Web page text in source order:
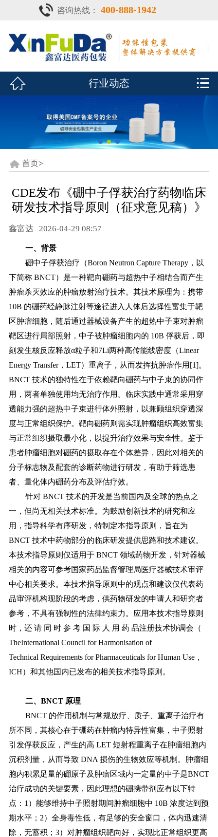
 首页
产品中心
鑫富达资质
行业动态
联系我们
CDE查询
咨询热线： 400-888-1942
 行业动态 
首页>
CDE发布《硼中子俘获治疗药物临床
研发技术指导原则（征求意见稿）》
鑫富达 2026-04-29 08:57
一、背景
硼中子俘获治疗（Boron Neutron Capture Therapy，以
下简称 BNCT）是一种靶向硼药与超热中子相结合而产生
肿瘤杀灭效应的肿瘤放射治疗技术。其技术原理为：携带
10B 的硼药经静脉注射等途径进入人体后选择性富集于靶
区肿瘤细胞，随后通过器械设备产生的超热中子束对肿瘤
靶区进行局部照射，中子被肿瘤细胞内的 10B 俘获后，即
刻发生核反应释放α粒子和7Li两种高传能线密度（Linear
Energy Transfer，LET）重离子，从而发挥抗肿瘤作用[1]。
BNCT 技术的独特性在于依赖靶向硼药与中子束的协同作
用，两者单独使用均无治疗作用。临床实践中通常采用穿
透能力强的超热中子束进行体外照射，以兼顾组织穿透深
度与正常组织保护。靶向硼药则需实现肿瘤组织高效富集
与正常组织摄取最小化，以提升治疗效果与安全性。鉴于
患者肿瘤细胞对硼药的摄取存在个体差异，因此对相关的
分子标志物及配套的诊断药物进行研发，有助于筛选患
者、量化体内硼药分布及评估疗效。
针对 BNCT 技术的开发是当前国内及全球的热点之
一，但尚无相关技术标准。为鼓励创新技术的研究和应
用，指导科学有序研发，特制定本指导原则，旨在为
BNCT 技术中药物部分的临床研发提供思路和技术建议。
本技术指导原则仅适用于 BNCT 领域药物开发，针对器械
相关的内容可参考国家药品监督管理局医疗器械技术审评
中心相关要求。本技术指导原则中的观点和建议仅代表药
品审评机构现阶段的考虑，供药物研发的申请人和研究者
参考，不具有强制性的法律约束力。应用本技术指导原则
时，还 请 同 时 参 考 国 际 人 用 药 品注册技术协调会（
TheInternational Council for Harmonisation of
Technical Requirements for Pharmaceuticals for Human Use，
ICH）和其他国内已发布的相关技术指导原则。
二、 BNCT 原理
BNCT 的作用机制与常规放疗、质子、重离子治疗有
所不同，其核心在于硼药在肿瘤内特异性富集，中子照射
引发俘获反应，产生的高 LET 短射程重离子在肿瘤细胞内
沉积剂量，从而导致 DNA 损伤的生物效应等机制。肿瘤细
胞内积累足量的硼原子及肿瘤区域内一定量的中子是BNCT
治疗成功的关键要素，因此理想的硼携带剂应有以下特
点：1）能够维持中子照射期间肿瘤细胞中 10B 浓度达到预
期水平；2）全身毒性低，有足够的安全窗口，体内迅速清
除，无蓄积；3）对肿瘤组织靶向好，实现比正常组织更高